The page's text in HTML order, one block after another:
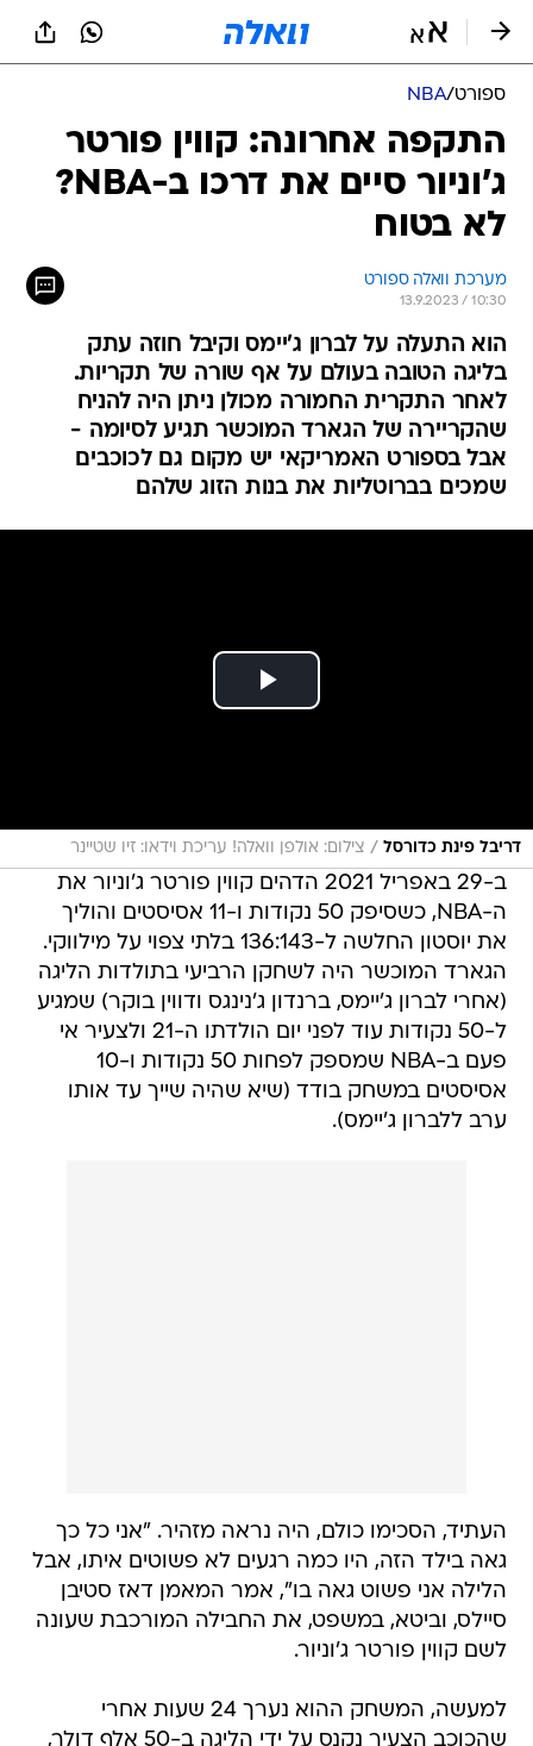
ספורט/
NBA
התקפה אחרונה: קווין פורטר
ג'וניור סיים את דרכו ב-NBA?
לא בטוח
מערכת וואלה ספורט
13.9.2023 / 10:30
הוא התעלה על לברון ג'יימס וקיבל חוזה עתק
בליגה הטובה בעולם על אף שורה של תקריות.
לאחר התקרית החמורה מכולן ניתן היה להניח
שהקריירה של הגארד המוכשר תגיע לסיומה -
אבל בספורט האמריקאי יש מקום גם לכוכבים
שמכים בברוטליות את בנות הזוג שלהם
דריבל פינת כדורסל / צילום: אולפן וואלה! עריכת וידאו: זיו שטיינר
ב-29 באפריל 2021 הדהים קווין פורטר ג'וניור את
ה-NBA, כשסיפק 50 נקודות ו-11 אסיסטים והוליך
את יוסטון החלשה ל-136:143 בלתי צפוי על מילווקי.
הגארד המוכשר היה לשחקן הרביעי בתולדות הליגה
(אחרי לברון ג'יימס, ברנדון ג'נינגס ודווין בוקר) שמגיע
ל-50 נקודות עוד לפני יום הולדתו ה-21 ולצעיר אי
פעם ב-NBA שמספק לפחות 50 נקודות ו-10
אסיסטים במשחק בודד (שיא שהיה שייך עד אותו
ערב ללברון ג'יימס).
העתיד, הסכימו כולם, היה נראה מזהיר. "אני כל כך
גאה בילד הזה, היו כמה רגעים לא פשוטים איתו, אבל
הלילה אני פשוט גאה בו", אמר המאמן דאז סטיבן
סיילס, וביטא, במשפט, את החבילה המורכבת שעונה
לשם קווין פורטר ג'וניור.
למעשה, המשחק ההוא נערך 24 שעות אחרי
שהכוכב הצעיר נקנס על ידי הליגה ב-50 אלף דולר,